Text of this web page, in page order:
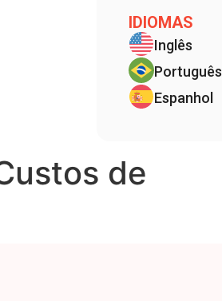
IDIOMAS
Inglês
Português
Espanhol
de